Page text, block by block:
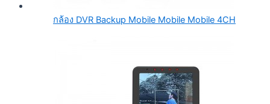
กล้อง DVR Backup Mobile Mobile Mobile 4CH